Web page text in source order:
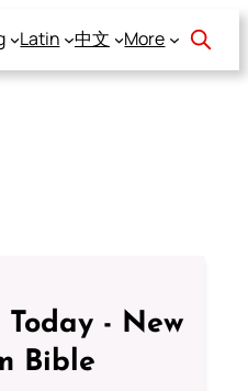
Latin 中文 More
- New
Bible